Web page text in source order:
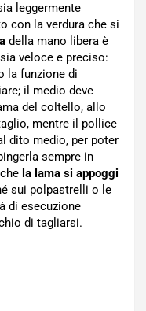
leggermente
con la verdura che si
della mano libera è
veloce e preciso:
la funzione di
il medio deve
del coltello, allo
mentre il pollice
dito medio, per poter
sempre in
la lama si appoggi
sui polpastrelli o le
di esecuzione
di tagliarsi.